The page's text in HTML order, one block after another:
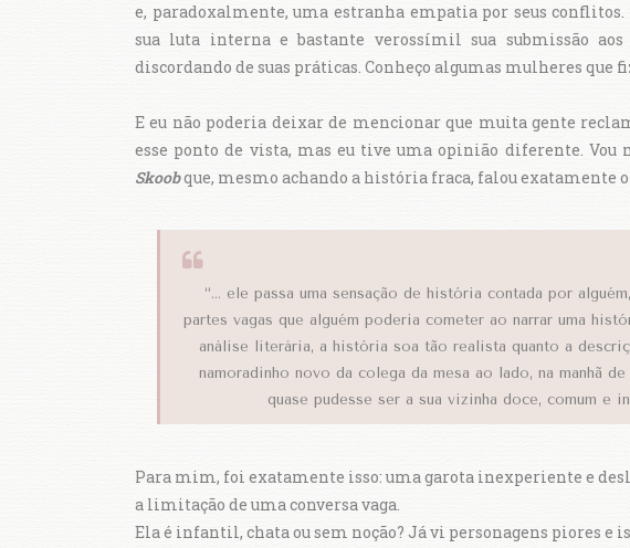
e, paradoxalmente, uma estranha empatia por seus
sua luta interna e bastante verossímil sua submissão
discordando de suas práticas. Conheço algumas mulheres
E eu não poderia deixar de mencionar que muita gente
esse ponto de vista, mas eu tive uma opinião diferente. Vou
Skoobque, mesmo achando a história fraca, falou exatamente o
“... ele passa uma sensação de história contada por
partes vagas que alguém poderia cometer ao narrar uma
análise literária, a história soa tão realista quanto a
namoradinho novo da colega da mesa ao lado, na manhã
quase pudesse ser a sua vizinha doce, comum e
Para mim, foi exatamente isso: uma garota inexperiente e
a limitação de uma conversa vaga.
Ela é infantil, chata ou sem noção? Já vi personagens piores e